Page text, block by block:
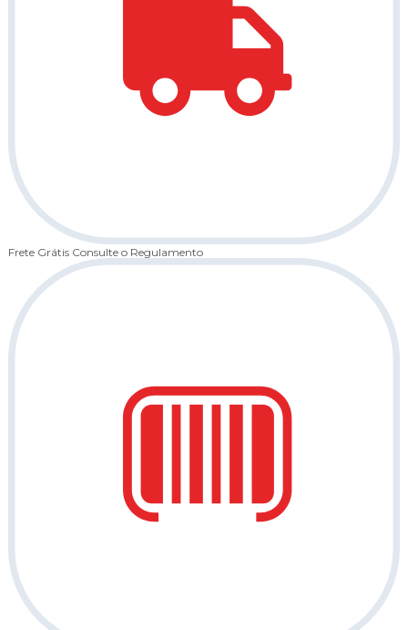
Frete Grátis Consulte o Regulamento